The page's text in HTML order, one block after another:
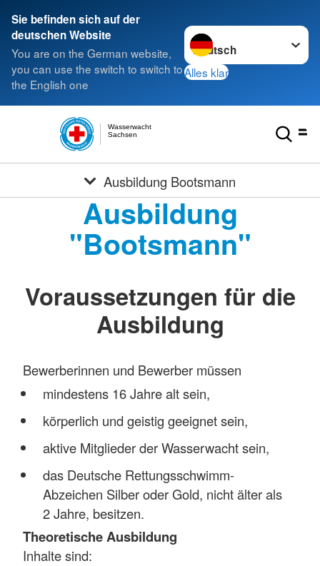
Sie befinden sich auf der
deutschen Website
You are on the German website,
you can use the switch to switch to
the English one
Sprache wechseln zu
Alles klar
Sachsen
Wasserwacht
Ausbildung Bootsmann
Ausbildung
"Bootsmann"
Voraussetzungen für die
Ausbildung
Bewerberinnen und Bewerber müssen
mindestens 16 Jahre alt sein,
körperlich und geistig geeignet sein,
aktive Mitglieder der Wasserwacht sein,
das Deutsche Rettungsschwimm-
Abzeichen Silber oder Gold, nicht älter als
2 Jahre, besitzen.
Theoretische Ausbildung
Inhalte sind: